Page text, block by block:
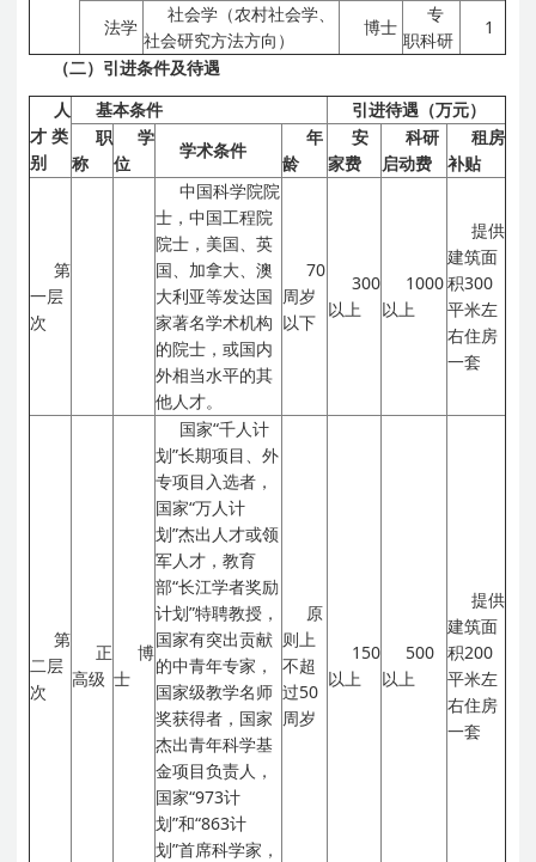
法学
社会学（农村社会学、
社会研究方法方向）
博士
专
职科研
1
（二）引进条件及待遇
人
才 类
别
基本条件
引进待遇（万元）
职
称
学
位
学术条件
年
龄
安
家费
科研
启动费
租房
补贴
第
一层
次
中国科学院院
士，中国工程院
院士，美国、英
国、加拿大、澳
大利亚等发达国
家著名学术机构
的院士，或国内
外相当水平的其
他人才。
70
周岁
以下
300
以上
1000
以上
提供
建筑面
积300
平米左
右住房
一套
第
二层
次
正
高级
博
士
国家“千人计
划”长期项目、外
专项目入选者，
国家“万人计
划”杰出人才或领
军人才，教育
部“长江学者奖励
计划”特聘教授，
国家有突出贡献
的中青年专家，
国家级教学名师
奖获得者，国家
杰出青年科学基
金项目负责人，
国家“973计
划”和“863计
划”首席科学家，
原
则上
不超
过50
周岁
150
以上
500
以上
提供
建筑面
积200
平米左
右住房
一套